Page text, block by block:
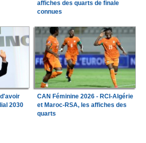
affiches des quarts de finale
connues
2030
CAN Féminine 2026 - RCI-Algérie
et Maroc-RSA, les affiches des
quarts